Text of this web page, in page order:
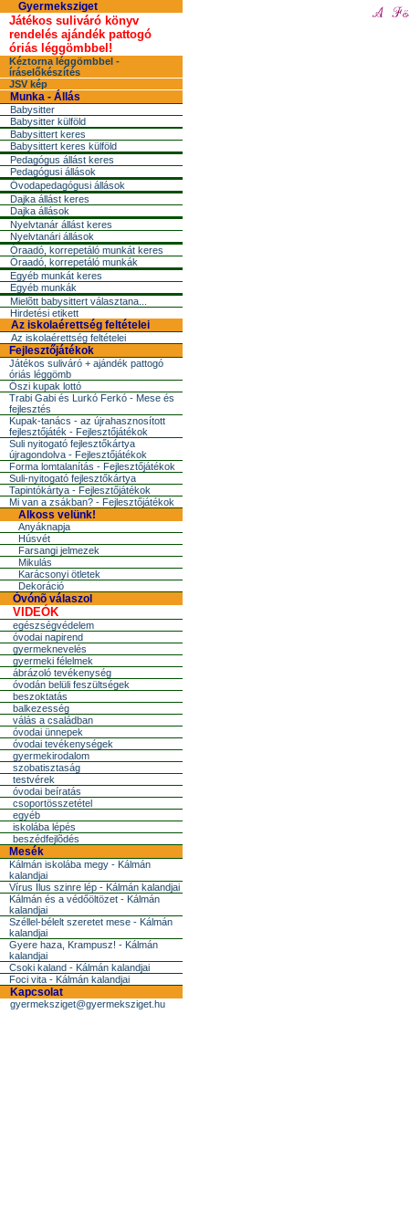
Gyermeksziget
Játékos suliváró könyv
rendelés ajándék pattogó
óriás léggömbbel!
Kéztorna léggömbbel -
íráselőkészítés
JSV kép
Munka - Állás
Babysitter
Babysitter külföld
Babysittert keres
Babysittert keres külföld
Pedagógus állást keres
Pedagógusi állások
Óvodapedagógusi állások
Dajka állást keres
Dajka állások
Nyelvtanár állást keres
Nyelvtanári állások
Óraadó, korrepetáló munkát keres
Óraadó, korrepetáló munkák
Egyéb munkát keres
Egyéb munkák
Mielõtt babysittert választana...
Hirdetési etikett
Az iskolaérettség feltételei
Az iskolaérettség feltételei
Fejlesztőjátékok
Játékos suliváró + ajándék pattogó
óriás léggömb
Őszi kupak lottó
Trabi Gabi és Lurkó Ferkó - Mese és
fejlesztés
Kupak-tanács - az újrahasznosított
fejlesztőjáték - Fejlesztőjátékok
Suli nyitogató fejlesztőkártya
újragondolva - Fejlesztőjátékok
Forma lomtalanítás - Fejlesztőjátékok
Suli-nyitogató fejlesztőkártya
Tapintókártya - Fejlesztőjátékok
Mi van a zsákban? - Fejlesztőjátékok
Alkoss velünk!
Anyáknapja
Húsvét
Farsangi jelmezek
Mikulás
Karácsonyi ötletek
Dekoráció
Óvónõ válaszol
VIDEÓK
egészségvédelem
óvodai napirend
gyermeknevelés
gyermeki félelmek
ábrázoló tevékenység
óvodán belüli feszültségek
beszoktatás
balkezesség
válás a családban
óvodai ünnepek
óvodai tevékenységek
gyermekirodalom
szobatisztaság
testvérek
óvodai beíratás
csoportösszetétel
egyéb
iskolába lépés
beszédfejlõdés
Mesék
Kálmán iskolába megy - Kálmán
kalandjai
Vírus Ilus szinre lép - Kálmán kalandjai
Kálmán és a védőöltözet - Kálmán
kalandjai
Széllel-bélelt szeretet mese - Kálmán
kalandjai
Gyere haza, Krampusz! - Kálmán
kalandjai
Csoki kaland - Kálmán kalandjai
Foci vita - Kálmán kalandjai
Kapcsolat
gyermeksziget@gyermeksziget.hu